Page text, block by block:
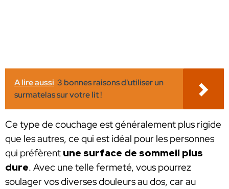
A lire aussi 3 bonnes raisons d'utiliser un
surmatelas sur votre lit !
Ce type de couchage est généralement plus rigide
que les autres, ce qui est idéal pour les personnes
qui préfèrent une surface de sommeil plus
dure. Avec une telle fermeté, vous pourrez
soulager vos diverses douleurs au dos, car au